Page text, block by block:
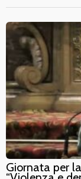
Giornata per